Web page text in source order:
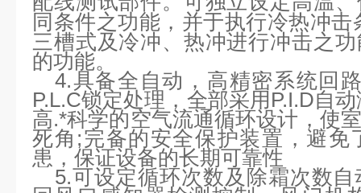
同条件之功能，并于执行冷热冲击
三槽式及冷冲、热冲进行冲击之
的功能。
4.具备全自动，高精密系统回
P.L.C锁定处理，全部采用P.I.D自
高.*科学的空气流通循环设计，使
死角;完备的安全保护装置，避免
患，保证设备的长期可靠性
5.可设定循环次数及除霜次数